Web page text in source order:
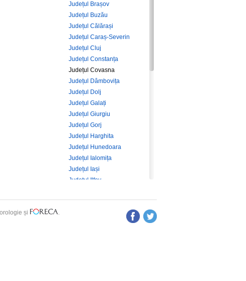
Județul Brașov
Județul Buzău
Județul Călărași
Județul Caraș-Severin
Județul Cluj
Județul Constanța
Județul Covasna
Județul Dâmbovița
Județul Dolj
Județul Galați
Județul Giurgiu
Județul Gorj
Județul Harghita
Județul Hunedoara
Județul Ialomița
Județul Iași
Județul Ilfov
Județul Mehedinți
și
.